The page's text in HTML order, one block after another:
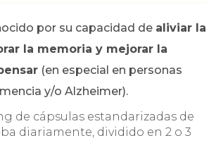
por su capacidad de aliviar la
la memoria y mejorar la
(en especial en personas
y/o Alzheimer).
de cápsulas estandarizadas de
diariamente, dividido en 2 o 3